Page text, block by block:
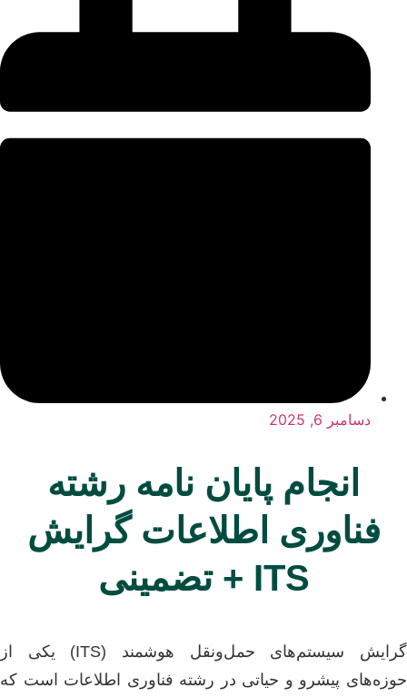
دسامبر 6, 2025
انجام پایان نامه رشته
فناوری اطلاعات گرایش
ITS + تضمینی
گرایش سیستم‌های حمل‌ونقل هوشمند (ITS) یکی از
حوزه‌های پیشرو و حیاتی در رشته فناوری اطلاعات است که